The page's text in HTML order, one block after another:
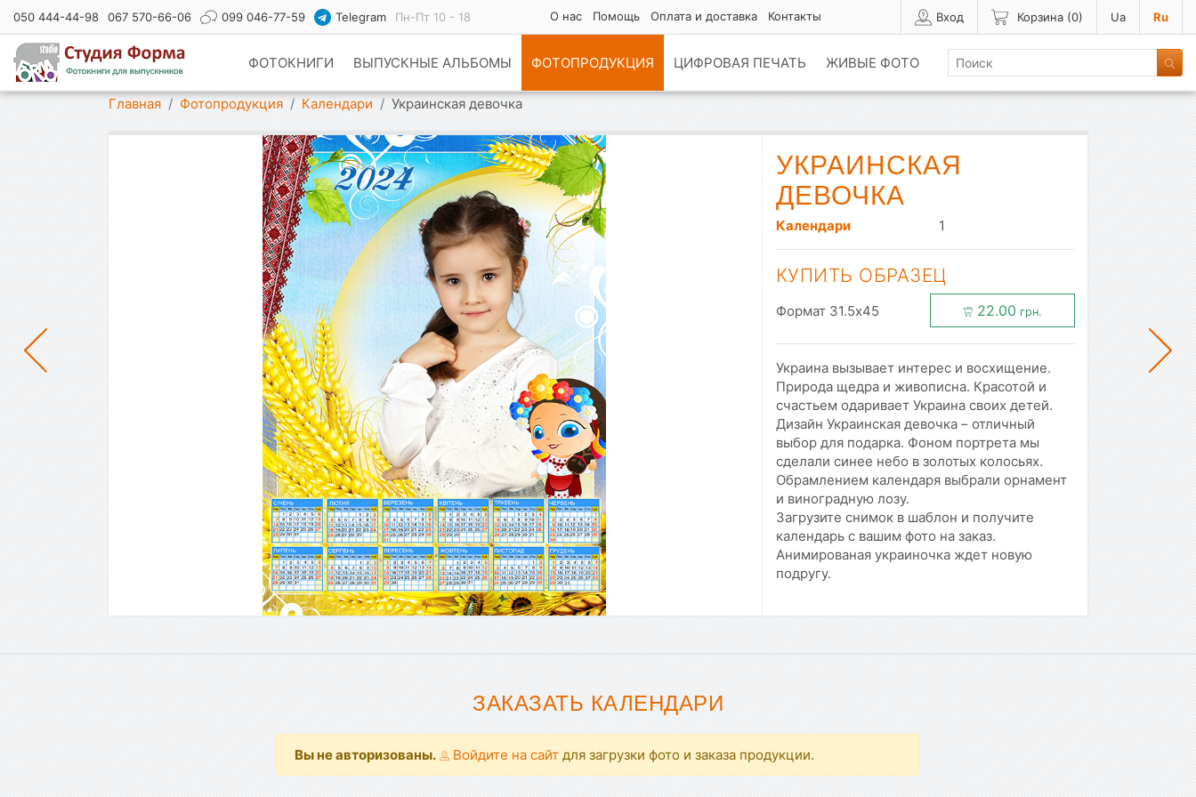
Вход Корзина (0) Ua Ru
050 444-44-98 067 570-66-06 099 046-77-59 Telegram Пн-Пт 10 - 18 О нас Помощь Оплата и доставка Контакты
Показать меню ФОТОКНИГИ ВЫПУСКНЫЕ АЛЬБОМЫ ФОТОПРОДУКЦИЯ ЦИФРОВАЯ ПЕЧАТЬ ЖИВЫЕ ФОТО
Главная Фотопродукция Календари Украинская девочка
УКРАИНСКАЯ
ДЕВОЧКА
Календари 1
КУПИТЬ ОБРАЗЕЦ
Формат 31.5x45 22.00 грн.
Украина вызывает интерес и восхищение.
Природа щедра и живописна. Красотой и
счастьем одаривает Украина своих детей.
Дизайн Украинская девочка – отличный
выбор для подарка. Фоном портрета мы
сделали синее небо в золотых колосьях.
Обрамлением календаря выбрали орнамент
и виноградную лозу.
Загрузите снимок в шаблон и получите
календарь с вашим фото на заказ.
Анимированая украиночка ждет новую
подругу.
ЗАКАЗАТЬ КАЛЕНДАРИ
Вы не авторизованы. Войдите на сайт для загрузки фото и заказа продукции.